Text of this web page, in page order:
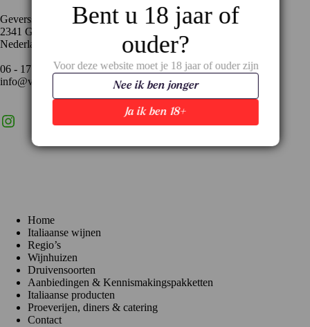
Geversstraat 35
2341 GA Oegstgeest
Nederland
06 - 17 59 02 94
info@vinopronto.nl
InstagramLinkedIn
Home
Italiaanse wijnen
Regio’s
Wijnhuizen
Druivensoorten
Aanbiedingen & Kennismakingspakketten
Italiaanse producten
Proeverijen, diners & catering
Contact
Bent u 18 jaar of
ouder?
Voor deze website moet je 18 jaar of ouder zijn
Ja ik ben 18+
Nee ik ben jonger